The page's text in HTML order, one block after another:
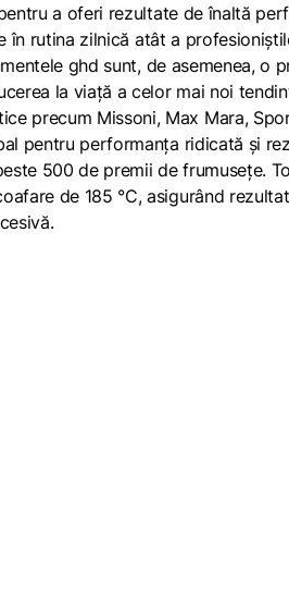
a oferi rezultate de înaltă
în rutina zilnică atât a
ghd sunt, de asemenea, o
la viață a celor mai noi
precum Missoni, Max Mara,
pentru performanța ridicată și
500 de premii de frumusețe.
de 185 °C, asigurând